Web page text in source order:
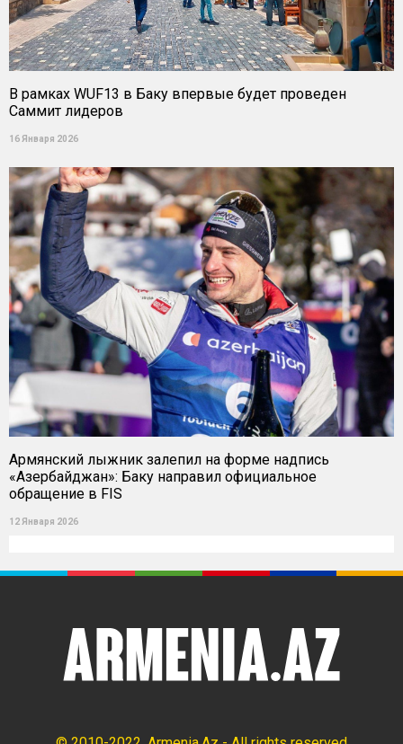
В рамках WUF13 в Баку впервые будет проведен
Саммит лидеров
16 Января 2026
Армянский лыжник залепил на форме надпись
«Азербайджан»: Баку направил официальное
обращение в FIS
12 Января 2026